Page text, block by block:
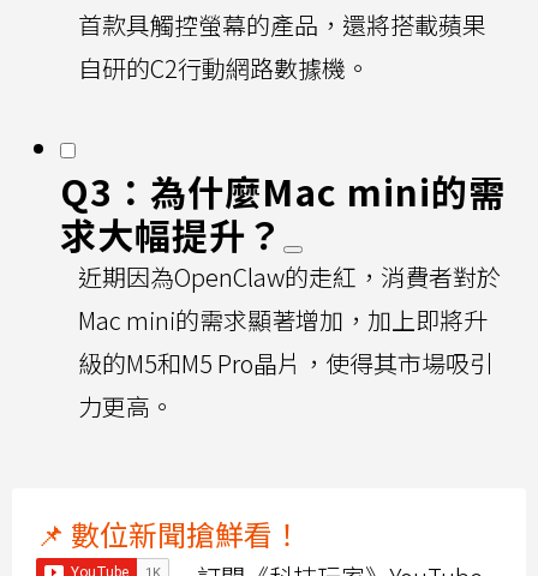
首款具觸控螢幕的產品，還將搭載蘋果
自研的C2行動網路數據機。
Q3：為什麼Mac mini的需
求大幅提升？
近期因為OpenClaw的走紅，消費者對於
Mac mini的需求顯著增加，加上即將升
級的M5和M5 Pro晶片，使得其市場吸引
力更高。
📌 數位新聞搶鮮看！